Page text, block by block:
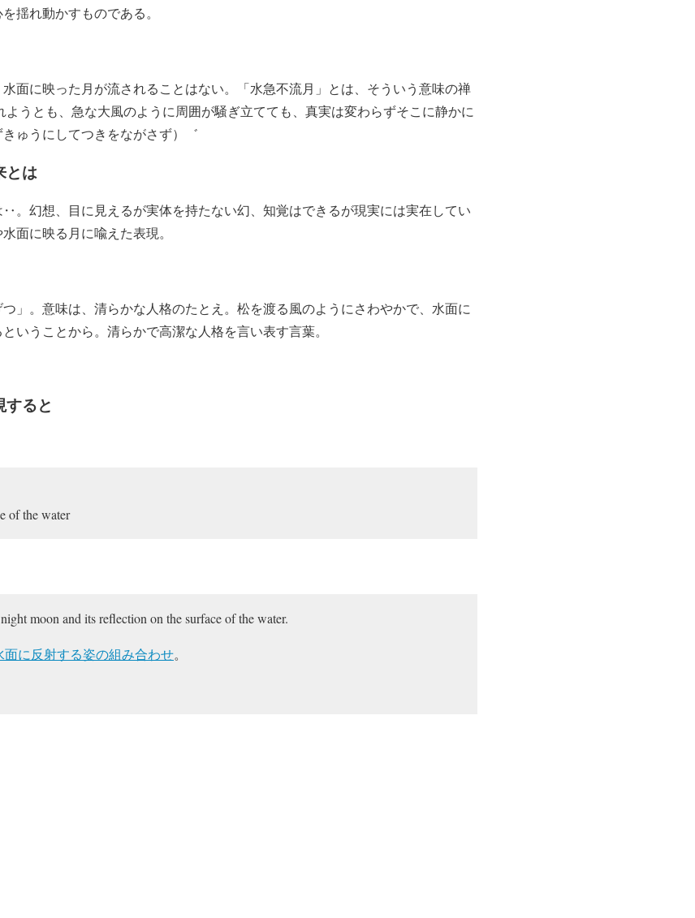
揺れ動かすものである。
面に映った月が流されることはない。「水急不流月」とは、そういう意味の禅
うとも、急な大風のように周囲が騒ぎ立てても、真実は変わらずそこに静かに
ゅうにしてつきをながさず）゛
とは
‥。幻想、目に見えるが実体を持たない幻、知覚はできるが現実には実在してい
面に映る月に喩えた表現。
」。意味は、清らかな人格のたとえ。松を渡る風のようにさわやかで、水面に
いうことから。清らかで高潔な人格を言い表す言葉。
ると
of the water
moon and its reflection on the surface of the water.
に反射する姿の組み合わせ。